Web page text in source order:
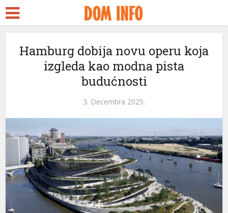
Hamburg dobija novu operu koja
izgleda kao modna pista
budućnosti
3. Decembra 2025.